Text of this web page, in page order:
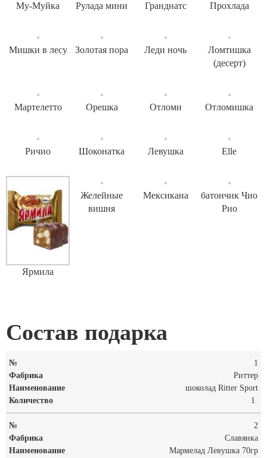
Му-Муйка Рулада мини Гранднатс Прохлада
Мишки в лесу Золотая пора Леди ночь
Ломтишка
(десерт)
Мартелетто Орешка Отломи Отломишка
Ричио Шоконатка Левушка Elle
Ярмила
Желейные
вишня
Мексикана
батончик Чио
Рио
Состав подарка
1
Риттер
шоколад Ritter Sport
1
2
Славянка
Мармелад Левушка 70гр